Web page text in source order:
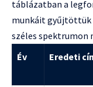
táblázatban a
munkáit gyűjtöttük
széles spektrumon
Év
Eredeti